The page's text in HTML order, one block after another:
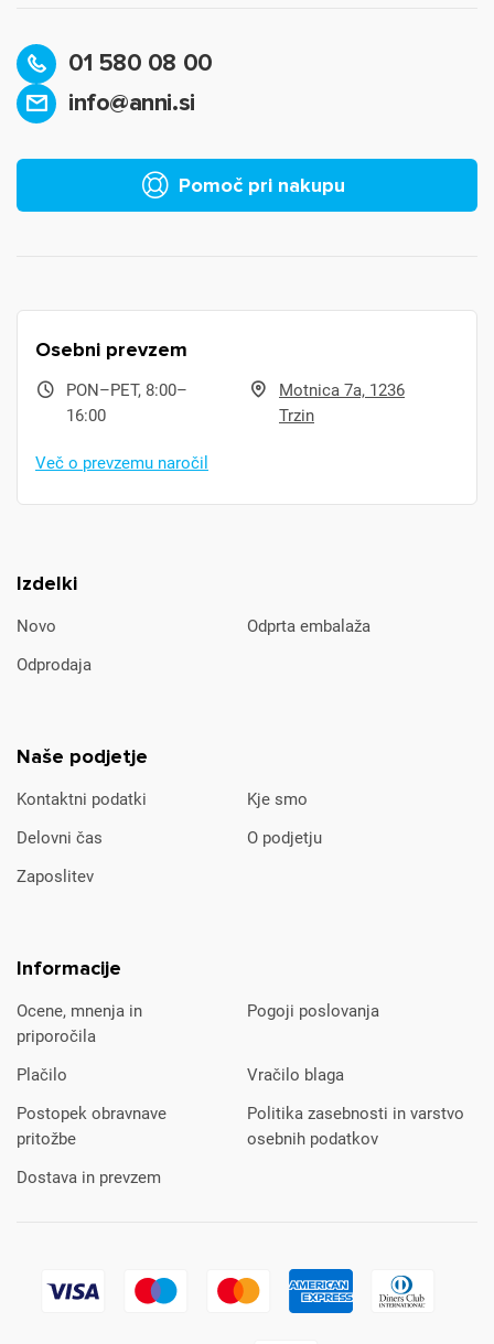
01 580 08 00
info@anni.si
Pomoč pri nakupu
Izdelki
Novo
Odprta embalaža
Odprodaja
Naše podjetje
Kontaktni podatki
Kje smo
Delovni čas
O podjetju
Zaposlitev
Informacije
Ocene, mnenja in
priporočila
Pogoji poslovanja
Plačilo
Vračilo blaga
Postopek obravnave
pritožbe
Politika zasebnosti in varstvo
osebnih podatkov
Dostava in prevzem
Osebni prevzem
PON–PET, 8:00–
16:00
Motnica 7a, 1236
Trzin
Več o prevzemu naročil
Prijava
Za dodajanje na seznam želja morate biti prijavljeni.